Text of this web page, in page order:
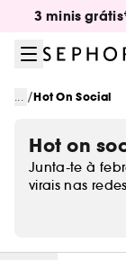
Ir para o menu
Ir para o
Ir para o
3 minis
... /Hot On Social
Hot on
Junta-te à
virais nas